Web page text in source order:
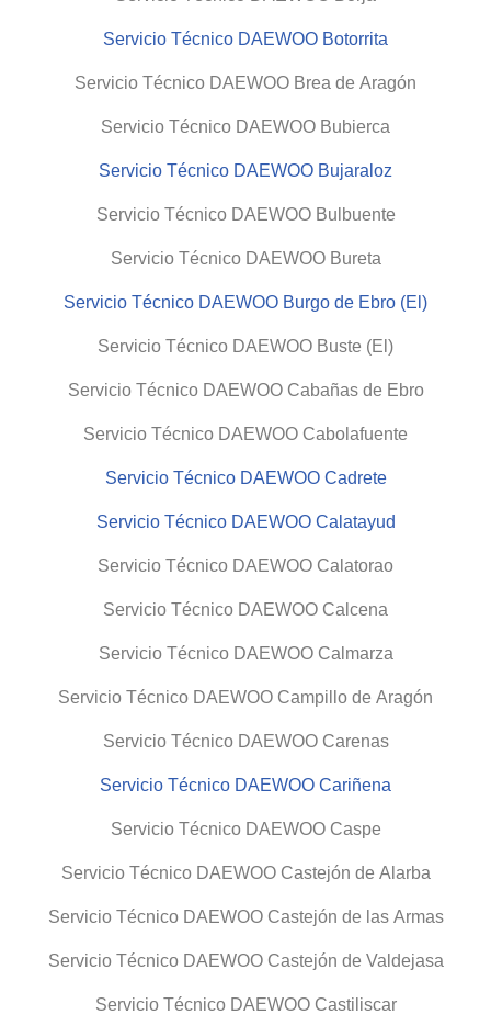
Servicio Técnico DAEWOO Botorrita
Servicio Técnico DAEWOO Brea de Aragón
Servicio Técnico DAEWOO Bubierca
Servicio Técnico DAEWOO Bujaraloz
Servicio Técnico DAEWOO Bulbuente
Servicio Técnico DAEWOO Bureta
Servicio Técnico DAEWOO Burgo de Ebro (El)
Servicio Técnico DAEWOO Buste (El)
Servicio Técnico DAEWOO Cabañas de Ebro
Servicio Técnico DAEWOO Cabolafuente
Servicio Técnico DAEWOO Cadrete
Servicio Técnico DAEWOO Calatayud
Servicio Técnico DAEWOO Calatorao
Servicio Técnico DAEWOO Calcena
Servicio Técnico DAEWOO Calmarza
Servicio Técnico DAEWOO Campillo de Aragón
Servicio Técnico DAEWOO Carenas
Servicio Técnico DAEWOO Cariñena
Servicio Técnico DAEWOO Caspe
Servicio Técnico DAEWOO Castejón de Alarba
Servicio Técnico DAEWOO Castejón de las Armas
Servicio Técnico DAEWOO Castejón de Valdejasa
Servicio Técnico DAEWOO Castiliscar